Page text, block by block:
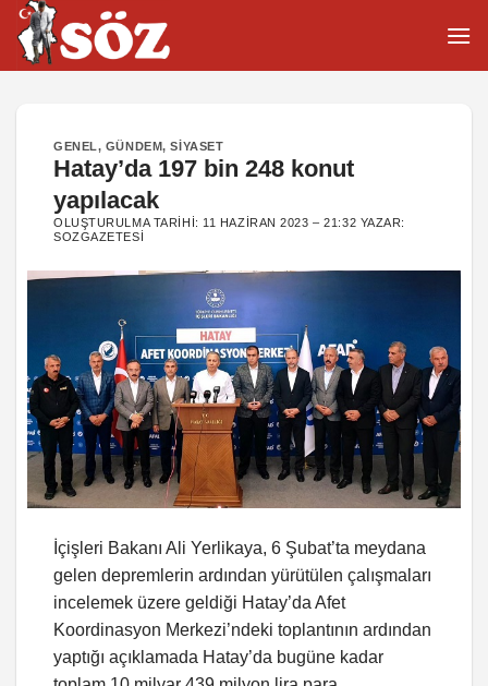
İçeriğe
atla
GENEL, GÜNDEM,SIYASET
Hatay’da 197 bin 248 konut
yapılacak
OLUŞTURULMA TARIHI: 11 HAZIRAN 2023 – 21:32 YAZAR:
SOZGAZETESI
İçişleri Bakanı Ali Yerlikaya, 6 Şubat’ta meydana
gelen depremlerin ardından yürütülen çalışmaları
incelemek üzere geldiği Hatay’da Afet
Koordinasyon Merkezi’ndeki toplantının ardından
yaptığı açıklamada Hatay’da bugüne kadar